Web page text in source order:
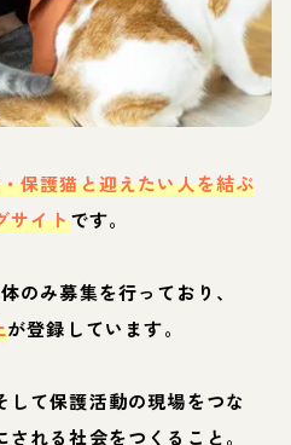
保護猫と迎えたい人を結ぶ
サイトです。
のみ募集を行っており、
が登録しています。
して保護活動の現場をつな
れる社会をつくること。